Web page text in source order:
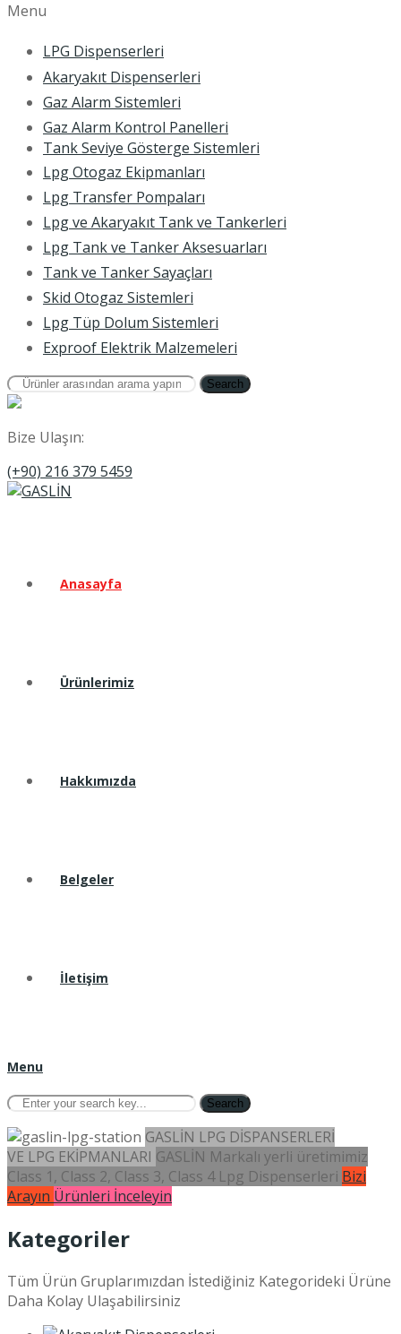
Menu
LPG Dispenserleri
Akaryakıt Dispenserleri
Gaz Alarm Sistemleri
Gaz Alarm Kontrol Panelleri
Tank Seviye Gösterge Sistemleri
Lpg Otogaz Ekipmanları
Lpg Transfer Pompaları
Lpg ve Akaryakıt Tank ve Tankerleri
Lpg Tank ve Tanker Aksesuarları
Tank ve Tanker Sayaçları
Skid Otogaz Sistemleri
Lpg Tüp Dolum Sistemleri
Exproof Elektrik Malzemeleri
Search
Bize Ulaşın:
(+90) 216 379 5459
Anasayfa
Ürünlerimiz
Hakkımızda
Belgeler
İletişim
Menu
Search
GASLİN LPG DİSPANSERLERİ
VE LPG EKİPMANLARI GASLİN Markalı yerli üretimimiz
Class 1, Class 2, Class 3, Class 4 Lpg Dispenserleri Bizi
Arayın Ürünleri İnceleyin
Kategoriler
Tüm Ürün Gruplarımızdan İstediğiniz Kategorideki Ürüne
Daha Kolay Ulaşabilirsiniz